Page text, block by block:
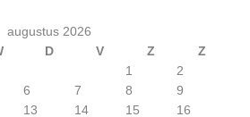
augustus 2026
D V Z
Z
1
2
6 7 8
9
13 14 15 16